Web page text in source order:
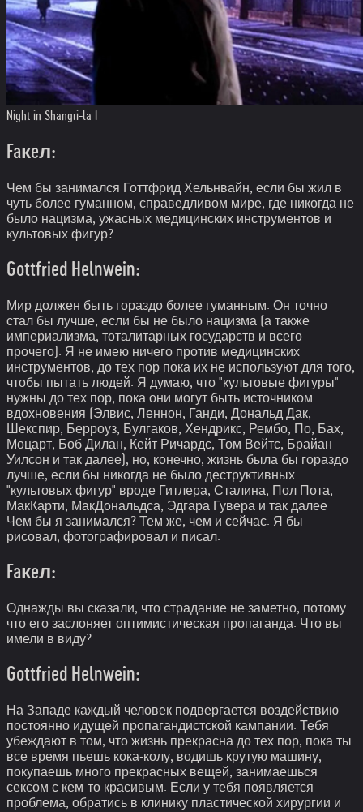
Night in Shangri-la I
Faкeл:
Чем бы занимался Готтфрид Хельнвайн, если бы жил в
чуть более гуманном, справедливом мире, где никогда не
было нацизма, ужасных медицинских инструментов и
культовых фигур?
Gottfried Helnwein:
Мир должен быть гораздо более гуманным. Он точно
стал бы лучше, если бы не было нацизма (а также
империализма, тоталитарных государств и всего
прочего). Я не имею ничего против медицинских
инструментов, до тех пор пока их не используют для того,
чтобы пытать людей. Я думаю, что "культовые фигуры"
нужны до тех пор, пока они могут быть источником
вдохновения (Элвис, Леннон, Ганди, Дональд Дак,
Шекспир, Берроуз, Булгаков, Хендрикс, Рембо, По, Бах,
Моцарт, Боб Дилан, Кейт Ричардс, Том Вейтс, Брайан
Уилсон и так далее), но, конечно, жизнь была бы гораздо
лучше, если бы никогда не было деструктивных
"культовых фигур" вроде Гитлера, Сталина, Пол Пота,
МакКарти, МакДональдса, Эдгара Гувера и так далее.
Чем бы я занимался? Тем же, чем и сейчас. Я бы
рисовал, фотографировал и писал.
Faкeл:
Однажды вы сказали, что страдание не заметно, потому
что его заслоняет оптимистическая пропаганда. Что вы
имели в виду?
Gottfried Helnwein:
На Западе каждый человек подвергается воздействию
постоянно идущей пропагандистской кампании. Тебя
убеждают в том, что жизнь прекрасна до тех пор, пока ты
все время пьешь кока-колу, водишь крутую машину,
покупаешь много прекрасных вещей, занимаешься
сексом с кем-то красивым. Если у тебя появляется
проблема, обратись в клинику пластической хирургии и